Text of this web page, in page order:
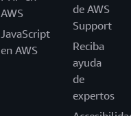
AWS
JavaScript
en AWS
de AWS
Support
Reciba
ayuda
de
expertos